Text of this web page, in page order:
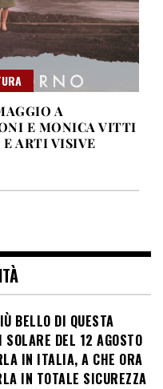
A
E MONICA VITTI
ARTI VISIVE
BELLO DI QUESTA
DEL 12 AGOSTO
IN ITALIA, A CHE ORA
IN TOTALE SICUREZZA